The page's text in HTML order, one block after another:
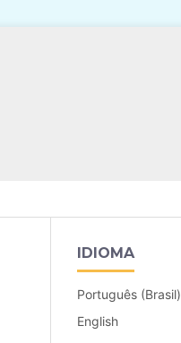
IDIOMA
Português (Brasil)
English